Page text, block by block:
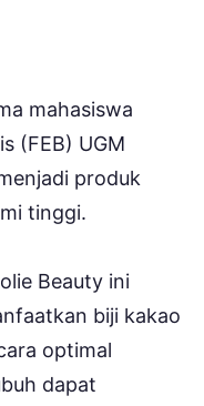
mahasiswa
(FEB) UGM
produk
tinggi.
Beauty ini
biji kakao
optimal
dapat